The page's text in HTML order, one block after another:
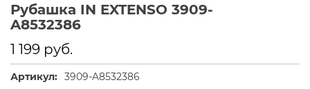
Рубашка IN EXTENSO 3909-
A8532386
1 199 руб.
Артикул: 3909-A8532386